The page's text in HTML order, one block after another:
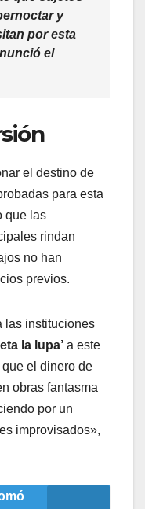
y
por esta
el
el destino de
para esta
que las
rindan
no han
previos.
las instituciones
la lupa’ a este
el dinero de
obras fantasma
por un
improvisados»,